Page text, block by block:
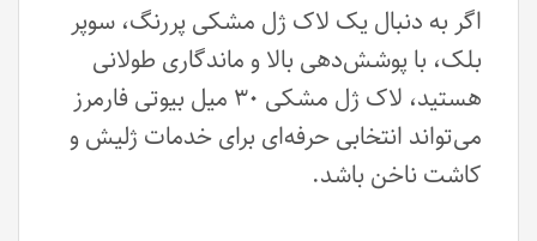
اگر به دنبال یک لاک ژل مشکی پررنگ، سوپر
بلک، با پوشش‌دهی بالا و ماندگاری طولانی
هستید، لاک ژل مشکی ۳۰ میل بیوتی فارمرز
می‌تواند انتخابی حرفه‌ای برای خدمات ژلیش و
کاشت ناخن باشد.